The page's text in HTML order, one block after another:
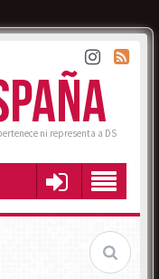
ni representa a DS